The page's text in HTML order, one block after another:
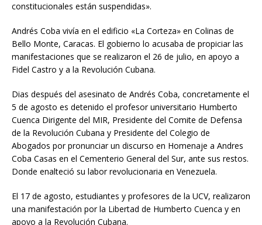
constitucionales están suspendidas».
Andrés Coba vivía en el edificio «La Corteza» en Colinas de
Bello Monte, Caracas. El gobierno lo acusaba de propiciar las
manifestaciones que se realizaron el 26 de julio, en apoyo a
Fidel Castro y a la Revolución Cubana.
Dias después del asesinato de Andrés Coba, concretamente el
5 de agosto es detenido el profesor universitario Humberto
Cuenca Dirigente del MIR, Presidente del Comite de Defensa
de la Revolución Cubana y Presidente del Colegio de
Abogados por pronunciar un discurso en Homenaje a Andres
Coba Casas en el Cementerio General del Sur, ante sus restos.
Donde enalteció su labor revolucionaria en Venezuela.
El 17 de agosto, estudiantes y profesores de la UCV, realizaron
una manifestación por la Libertad de Humberto Cuenca y en
apoyo a la Revolución Cubana.